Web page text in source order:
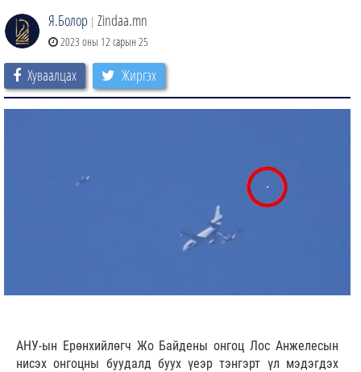
Я.Болор | Zindaa.mn
2023 оны 12 сарын 25
Хуваалцах Жиргэх
АНУ-ын Ерөнхийлөгч Жо Байдены онгоц Лос Анжелесын
нисэх онгоцны буудалд буух үеэр тэнгэрт үл мэдэгдэх